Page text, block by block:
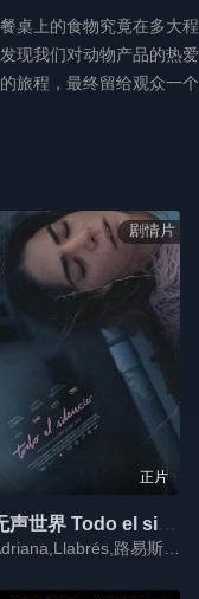
桌上的食物究竟在多大
现我们对动物产品的热
旅程，最终留给观众一
剧情片
正片
无声世界 Todo el silencio